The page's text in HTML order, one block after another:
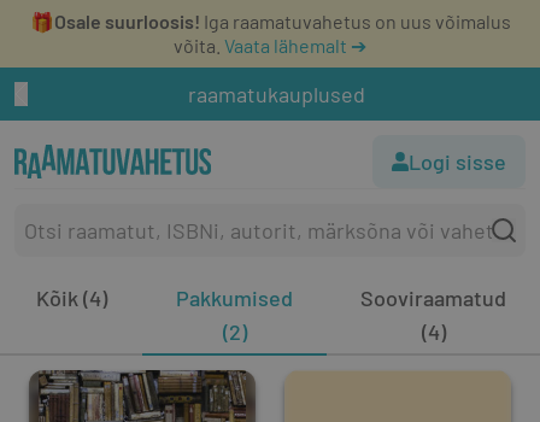
🎁Osale suurloosis! Iga raamatuvahetus on uus võimalus
võita. Vaata lähemalt ➔
raamatukauplused
Logi sisse
Kõik (4)
Pakkumised
(2)
Sooviraamatud
(4)